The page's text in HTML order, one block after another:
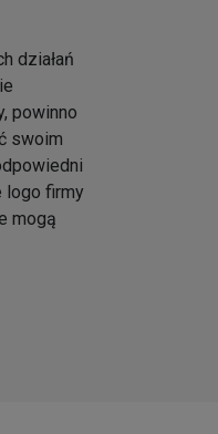
działań
powinno
swoim
logo firmy
mogą